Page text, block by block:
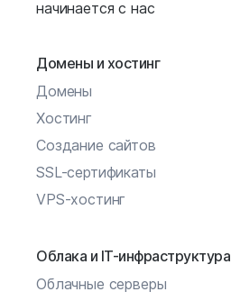
начинается с нас
Домены и хостинг
Домены
Хостинг
Создание сайтов
SSL-сертификаты
VPS-хостинг
Облака и IT-инфраструктура
Облачные серверы